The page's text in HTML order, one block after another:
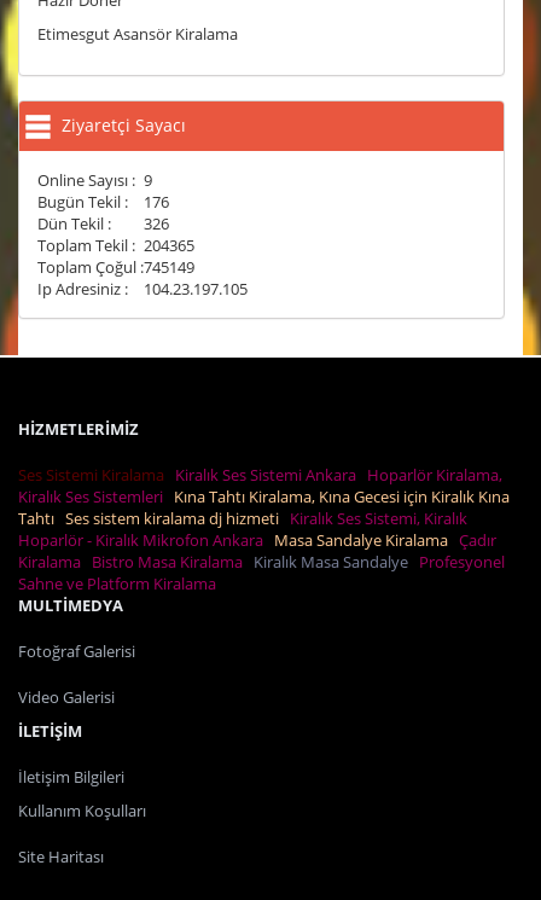
Etimesgut Asansör Kiralama
Ziyaretçi Sayacı
Online Sayısı : 9
Bugün Tekil :
176
Dün Tekil :
326
Toplam Tekil : 204365
Toplam Çoğul :745149
Ip Adresiniz :
104.23.197.105
HİZMETLERİMİZ
Ses Sistemi Kiralama Kiralık Ses Sistemi Ankara Hoparlör Kiralama,
Kiralık Ses Sistemleri Kına Tahtı Kiralama, Kına Gecesi için Kiralık Kına
Tahtı Ses sistem kiralama dj hizmeti Kiralık Ses Sistemi, Kiralık
Hoparlör - Kiralık Mikrofon Ankara Masa Sandalye Kiralama Çadır
Kiralama Bistro Masa Kiralama Kiralık Masa Sandalye Profesyonel
Sahne ve Platform Kiralama
MULTİMEDYA
Fotoğraf Galerisi
Video Galerisi
İLETİŞİM
İletişim Bilgileri
Kullanım Koşulları
Site Haritası